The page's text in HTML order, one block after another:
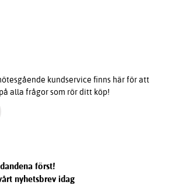
kundservice finns här för att
alla frågor som rör ditt köp!
först!
nyhetsbrev idag